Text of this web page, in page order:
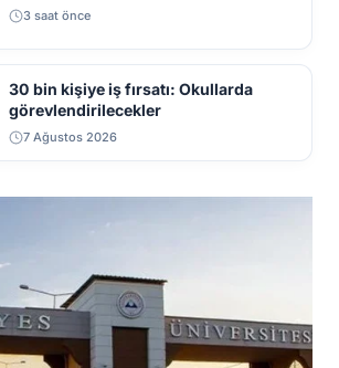
3 saat önce
30 bin kişiye iş fırsatı: Okullarda
görevlendirilecekler
7 Ağustos 2026